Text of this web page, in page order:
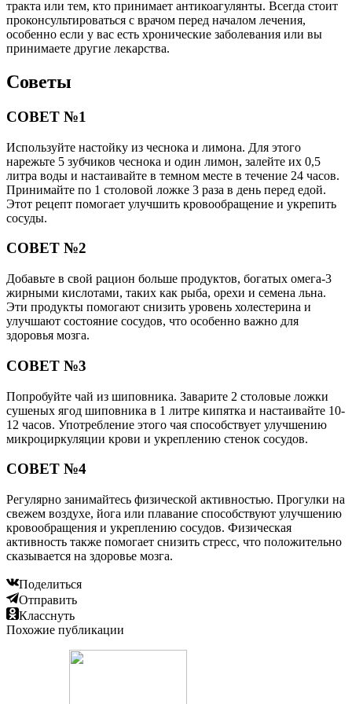
тракта или тем, кто принимает антикоагулянты. Всегда стоит
проконсультироваться с врачом перед началом лечения,
особенно если у вас есть хронические заболевания или вы
принимаете другие лекарства.
Советы
СОВЕТ №1
Используйте настойку из чеснока и лимона. Для этого
нарежьте 5 зубчиков чеснока и один лимон, залейте их 0,5
литра воды и настаивайте в темном месте в течение 24 часов.
Принимайте по 1 столовой ложке 3 раза в день перед едой.
Этот рецепт помогает улучшить кровообращение и укрепить
сосуды.
СОВЕТ №2
Добавьте в свой рацион больше продуктов, богатых омега-3
жирными кислотами, таких как рыба, орехи и семена льна.
Эти продукты помогают снизить уровень холестерина и
улучшают состояние сосудов, что особенно важно для
здоровья мозга.
СОВЕТ №3
Попробуйте чай из шиповника. Заварите 2 столовые ложки
сушеных ягод шиповника в 1 литре кипятка и настаивайте 10-
12 часов. Употребление этого чая способствует улучшению
микроциркуляции крови и укреплению стенок сосудов.
СОВЕТ №4
Регулярно занимайтесь физической активностью. Прогулки на
свежем воздухе, йога или плавание способствуют улучшению
кровообращения и укреплению сосудов. Физическая
активность также помогает снизить стресс, что положительно
сказывается на здоровье мозга.
Поделиться
Отправить
Класснуть
Похожие публикации